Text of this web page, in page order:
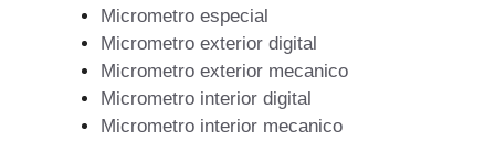
Micrometro especial
Micrometro exterior digital
Micrometro exterior mecanico
Micrometro interior digital
Micrometro interior mecanico